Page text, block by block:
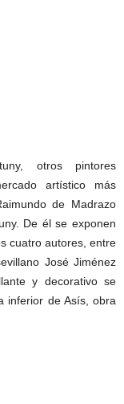
otros pintores
artístico más
de Madrazo
De él se exponen
cuatro autores, entre
José Jiménez
y decorativo se
inferior de Asís, obra